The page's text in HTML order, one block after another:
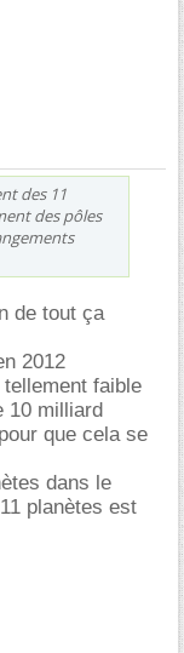
des 11
des pôles
de tout ça
2012
faible
10 milliard
que cela se
dans le
planètes est